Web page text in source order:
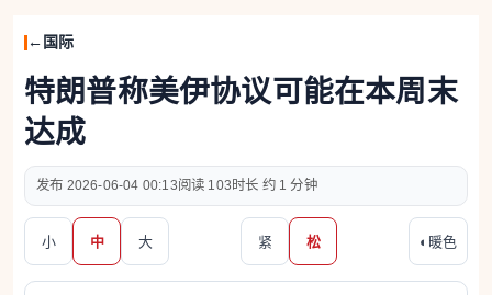
国际
特朗普称美伊协议可能在本周末
达成
2026-06-04 00:13 103 约 1 分钟
小 中 大 紧 松 ◐ 暖色